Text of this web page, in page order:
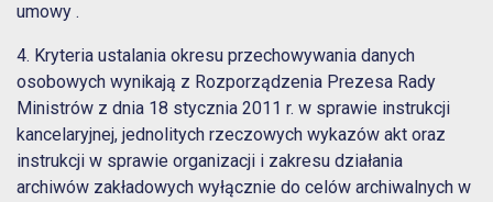
umowy .
4. Kryteria ustalania okresu przechowywania danych
osobowych wynikają z Rozporządzenia Prezesa Rady
Ministrów z dnia 18 stycznia 2011 r. w sprawie instrukcji
kancelaryjnej, jednolitych rzeczowych wykazów akt oraz
instrukcji w sprawie organizacji i zakresu działania
archiwów zakładowych wyłącznie do celów archiwalnych w